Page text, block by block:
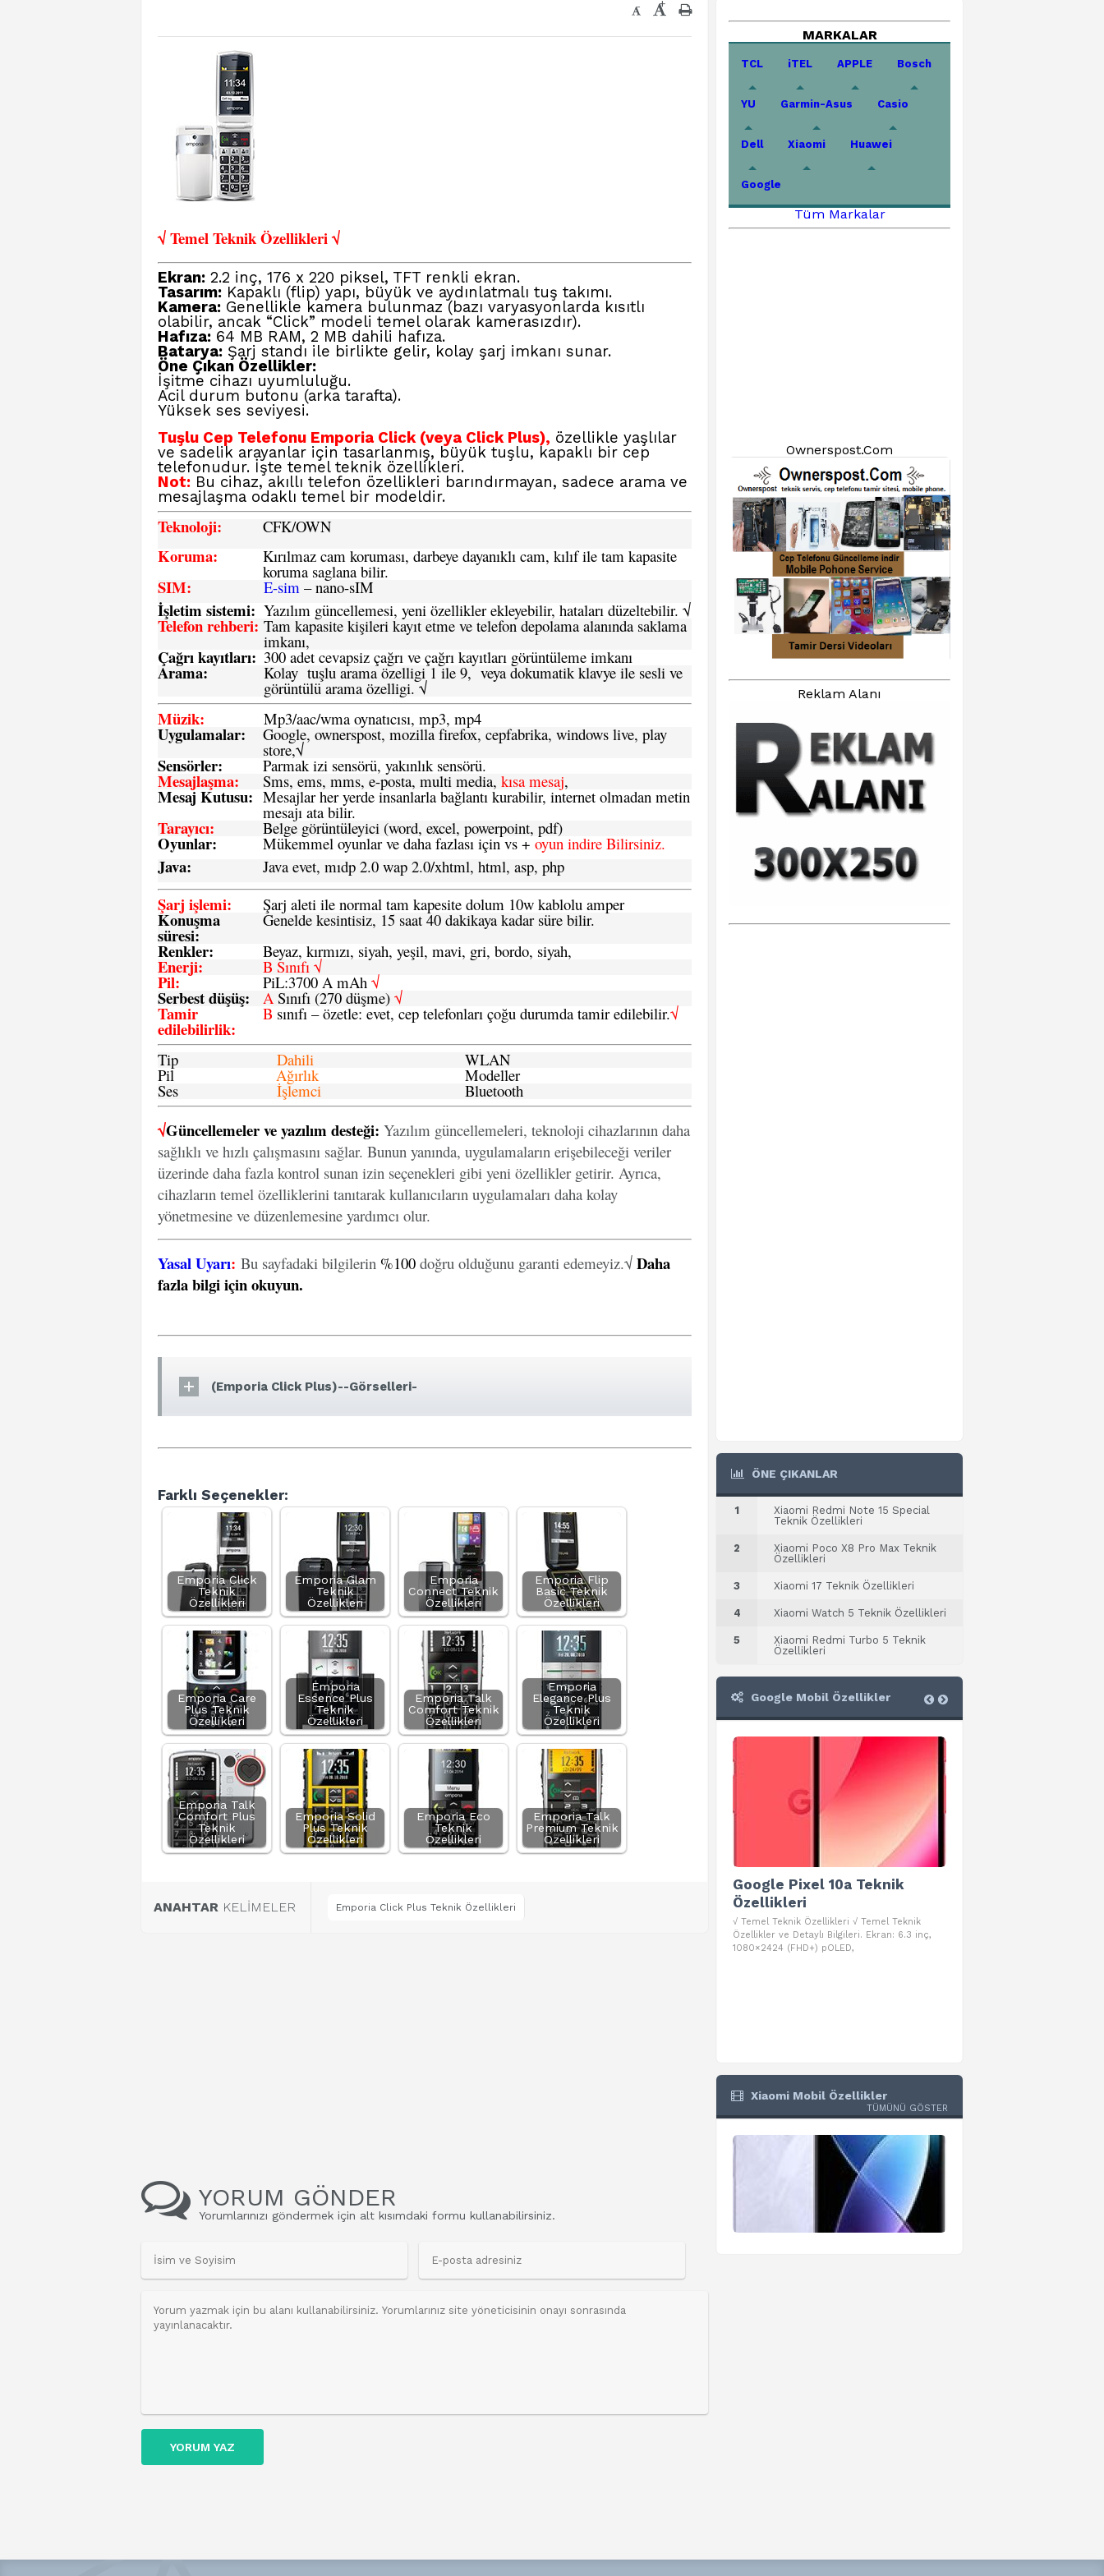
- +
√ Temel Teknik Özellikleri √
Ekran: 2.2 inç, 176 x 220 piksel, TFT renkli ekran.
Tasarım: Kapaklı (flip) yapı, büyük ve aydınlatmalı tuş takımı.
Kamera: Genellikle kamera bulunmaz (bazı varyasyonlarda kısıtlı
olabilir, ancak “Click” modeli temel olarak kamerasızdır).
Hafıza: 64 MB RAM, 2 MB dahili hafıza.
Batarya: Şarj standı ile birlikte gelir, kolay şarj imkanı sunar.
Öne Çıkan Özellikler:
İşitme cihazı uyumluluğu.
Acil durum butonu (arka tarafta).
Yüksek ses seviyesi.
Tuşlu Cep Telefonu Emporia Click (veya Click Plus), özellikle yaşlılar
ve sadelik arayanlar için tasarlanmış, büyük tuşlu, kapaklı bir cep
telefonudur. İşte temel teknik özellikleri.
Not: Bu cihaz, akıllı telefon özellikleri barındırmayan, sadece arama ve
mesajlaşma odaklı temel bir modeldir.
Teknoloji: CFK/OWN
Koruma: Kırılmaz cam koruması, darbeye dayanıklı cam, kılıf ile tam kapasite
koruma saglana bilir.
SIM: E-sim – nano-sIM
İşletim sistemi: Yazılım güncellemesi, yeni özellikler ekleyebilir, hataları düzeltebilir. √
Telefon rehberi: Tam kapasite kişileri kayıt etme ve telefon depolama alanında saklama
imkanı,
Çağrı kayıtları: 300 adet cevapsiz çağrı ve çağrı kayıtları görüntüleme imkanı
Arama: Kolay tuşlu arama özelligi 1 ile 9, veya dokumatik klavye ile sesli ve
görüntülü arama özelligi. √
Müzik: Mp3/aac/wma oynatıcısı, mp3, mp4
Uygulamalar: Google, ownerspost, mozilla firefox, cepfabrika, windows live, play
store,√
Sensörler: Parmak izi sensörü, yakınlık sensörü.
Mesajlaşma: Sms, ems, mms, e-posta, multi media, kısa mesaj,
Mesaj Kutusu: Mesajlar her yerde insanlarla bağlantı kurabilir, internet olmadan metin
mesajı ata bilir.
Tarayıcı: Belge görüntüleyici (word, excel, powerpoint, pdf)
Oyunlar: Mükemmel oyunlar ve daha fazlası için vs +oyun indire Bilirsiniz.
Java: Java evet, mıdp 2.0 wap 2.0/xhtml, html, asp, php
Şarj işlemi: Şarj aleti ile normal tam kapesite dolum 10w kablolu amper
Konuşma
süresi:
Genelde kesintisiz, 15 saat 40 dakikaya kadar süre bilir.
Renkler: Beyaz, kırmızı, siyah, yeşil, mavi, gri, bordo, siyah,
Enerji: B Sınıfı √
Pil: PiL:3700 A mAh √
Serbest düşüş: ASınıfı (270 düşme) √
Tamir
edilebilirlik:
B sınıfı – özetle: evet, cep telefonları çoğu durumda tamir edilebilir.√
Tip Dahili WLAN
Pil Ağırlık Modeller
Ses İşlemci Bluetooth
√Güncellemeler ve yazılım desteği: Yazılım güncellemeleri, teknoloji cihazlarının daha
sağlıklı ve hızlı çalışmasını sağlar. Bunun yanında, uygulamaların erişebileceği veriler
üzerinde daha fazla kontrol sunan izin seçenekleri gibi yeni özellikler getirir. Ayrıca,
cihazların temel özelliklerini tanıtarak kullanıcıların uygulamaları daha kolay
yönetmesine ve düzenlemesine yardımcı olur.
Yasal Uyarı: Bu sayfadaki bilgilerin %100 doğru olduğunu garanti edemeyiz.√ Daha
fazla bilgi için okuyun.
(Emporia Click Plus)--Görselleri-
Farklı Seçenekler:
Emporia Click
Teknik
Özellikleri
Emporia Glam
Teknik
Özellikleri
Emporia
Connect Teknik
Özellikleri
Emporia Flip
Basic Teknik
Özellikleri
Emporia Care
Plus Teknik
Özellikleri
Emporia
Essence Plus
Teknik
Özellikleri
Emporia Talk
Comfort Teknik
Özellikleri
Emporia
Elegance Plus
Teknik
Özellikleri
Emporia Talk
Comfort Plus
Teknik
Özellikleri
Emporia Solid
Plus Teknik
Özellikleri
Emporia Eco
Teknik
Özellikleri
Emporia Talk
Premium Teknik
Özellikleri
ANAHTAR KELİMELER Emporia Click Plus Teknik Özellikleri
YORUM GÖNDER
Yorumlarınızı göndermek için alt kısımdaki formu kullanabilirsiniz.
YORUM YAZ
MARKALAR
TCL iTEL APPLE Bosch
YU Garmin-Asus Casio
Dell Xiaomi Huawei
Google
Tüm Markalar
Ownerspost.Com
Reklam Alanı
ÖNE ÇIKANLAR
1
Xiaomi Redmi Note 15 Special
Teknik Özellikleri
2
Xiaomi Poco X8 Pro Max Teknik
Özellikleri
3 Xiaomi 17 Teknik Özellikleri
4 Xiaomi Watch 5 Teknik Özellikleri
5
Xiaomi Redmi Turbo 5 Teknik
Özellikleri
Google Mobil Özellikler
Özellikleri
Google Pixel 10a Teknik
Özellikleri
√ Temel Teknik Özellikleri √ Temel Teknik
Özellikler ve Detaylı Bilgileri. Ekran: 6.3 inç,
1080×2424 (FHD+) pOLED,
Xiaomi Mobil Özellikler
TÜMÜNÜ GÖSTER